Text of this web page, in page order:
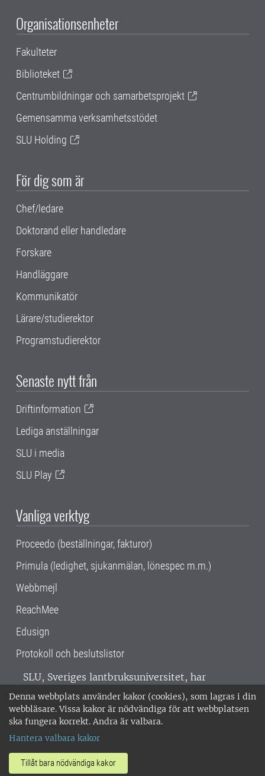
Denna webbplats använder kakor (cookies), som lagras i din
webbläsare. Vissa kakor är nödvändiga för att webbplatsen
ska fungera korrekt. Andra är valbara.
Hantera valbara kakor
Tillåt bara nödvändiga kakor
Organisationsenheter
Fakulteter
Biblioteket
Centrumbildningar och samarbetsprojekt
Gemensamma verksamhetsstödet
SLU Holding
För dig som är
Chef/ledare
Doktorand eller handledare
Forskare
Handläggare
Kommunikatör
Lärare/studierektor
Programstudierektor
Senaste nytt från
Driftinformation
Lediga anställningar
SLU i media
SLU Play
Vanliga verktyg
Proceedo (beställningar, fakturor)
Primula (ledighet, sjukanmälan, lönespec m.m.)
Webbmejl
ReachMee
Edusign
Protokoll och beslutslistor
SLU, Sveriges lantbruksuniversitet, har
verksamhet över hela Sverige. Huvudorter är
Alnarp, Uppsala och Umeå.SLU är
miljöcertifierat enligt ISO 14001. •
018-67 10 00 • Org nr: 202100-2817 •
Om SLU:s webbplatser